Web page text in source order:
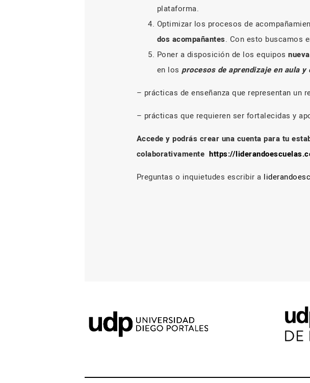
plataforma.
Optimizar los procesos de
dos acompañantes. Con esto buscamos
Poner a disposición de los equipos
en los procesos de aprendizaje en aula
– prácticas de enseñanza que representan un
– prácticas que requieren ser fortalecidas y
Accede y podrás crear una cuenta para tu
colaborativamente https://
Preguntas o inquietudes escribir a